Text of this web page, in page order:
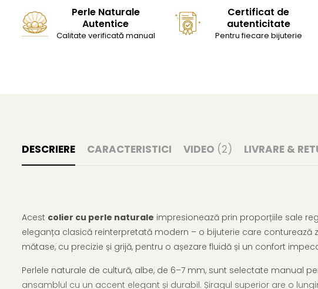
Perle Naturale
Autentice
Calitate verificată manual
Certificat de
autenticitate
Pentru fiecare bijuterie
DESCRIERE CARACTERISTICI VIDEO (2) LIVRARE &
Acest colier cu perle naturale impresionează prin proporțiile sale
eleganța clasică reinterpretată modern – o bijuterie care
mătase, cu precizie și grijă, pentru o așezare fluidă și un confort
Perlele naturale de cultură, albe, de 6–7 mm, sunt selectate manual
ansamblul cu un accent elegant și durabil. Șiragul superior are o